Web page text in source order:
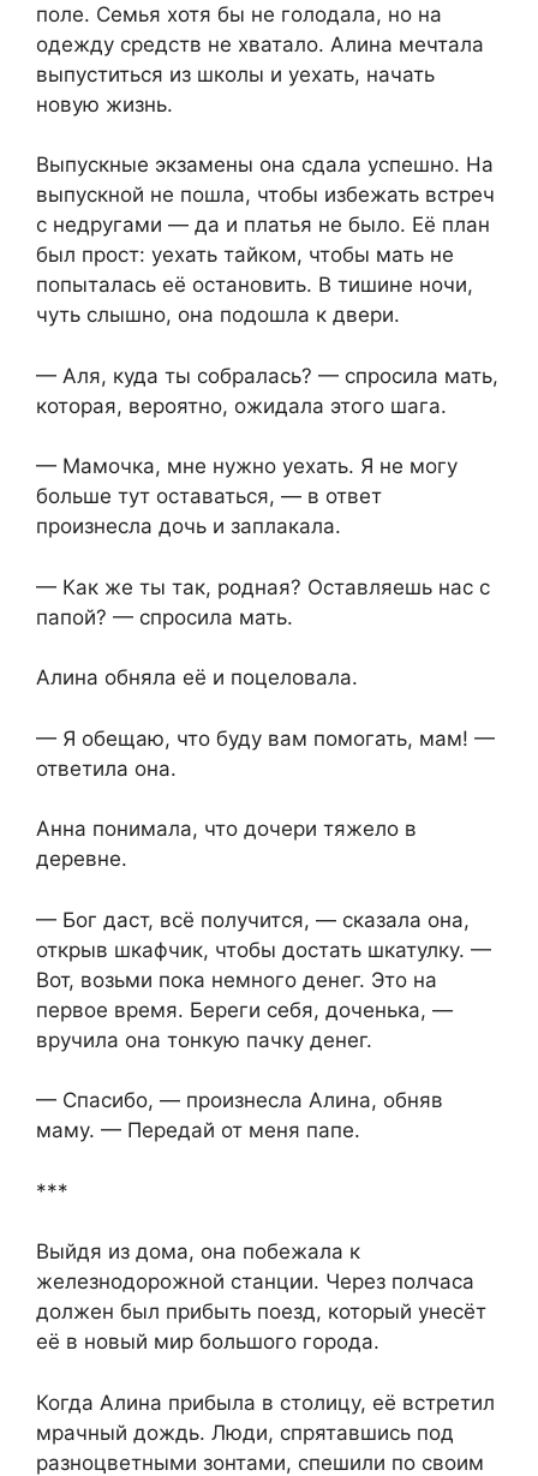
поле. Семья хотя бы не голодала, но на
одежду средств не хватало. Алина мечтала
выпуститься из школы и уехать, начать
новую жизнь.
Выпускные экзамены она сдала успешно. На
выпускной не пошла, чтобы избежать встреч
с недругами — да и платья не было. Её план
был прост: уехать тайком, чтобы мать не
попыталась её остановить. В тишине ночи,
чуть слышно, она подошла к двери.
— Аля, куда ты собралась? — спросила мать,
которая, вероятно, ожидала этого шага.
— Мамочка, мне нужно уехать. Я не могу
больше тут оставаться, — в ответ
произнесла дочь и заплакала.
— Как же ты так, родная? Оставляешь нас с
папой? — спросила мать.
Алина обняла её и поцеловала.
— Я обещаю, что буду вам помогать, мам! —
ответила она.
Анна понимала, что дочери тяжело в
деревне.
— Бог даст, всё получится, — сказала она,
открыв шкафчик, чтобы достать шкатулку. —
Вот, возьми пока немного денег. Это на
первое время. Береги себя, доченька, —
вручила она тонкую пачку денег.
— Спасибо, — произнесла Алина, обняв
маму. — Передай от меня папе.
***
Выйдя из дома, она побежала к
железнодорожной станции. Через полчаса
должен был прибыть поезд, который унесёт
её в новый мир большого города.
Когда Алина прибыла в столицу, её встретил
мрачный дождь. Люди, спрятавшись под
разноцветными зонтами, спешили по своим